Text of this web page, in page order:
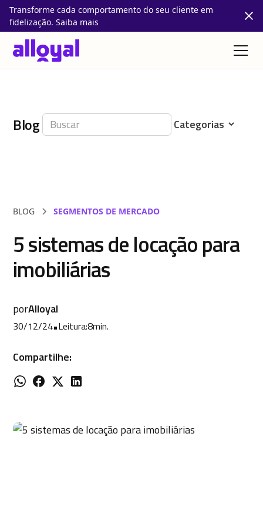
Transforme cada comportamento do seu cliente em
fidelização. Saiba mais
Blog
BLOG SEGMENTOS DE MERCADO
5 sistemas de locação para
imobiliárias
porAlloyal
30/12/24•Leitura:8min.
Compartilhe: